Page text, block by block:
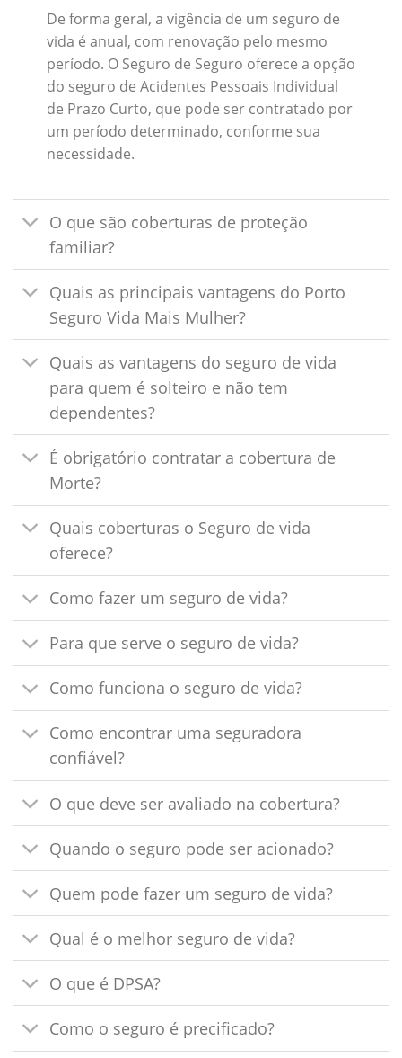
De forma geral, a vigência de um seguro de
vida é anual, com renovação pelo mesmo
período. O Seguro de Seguro oferece a opção
do seguro de Acidentes Pessoais Individual
de Prazo Curto, que pode ser contratado por
um período determinado, conforme sua
necessidade.
O que são coberturas de proteção
familiar?
Quais as principais vantagens do Porto
Seguro Vida Mais Mulher?
Quais as vantagens do seguro de vida
para quem é solteiro e não tem
dependentes?
É obrigatório contratar a cobertura de
Morte?
Quais coberturas o Seguro de vida
oferece?
Como fazer um seguro de vida?
Para que serve o seguro de vida?
Como funciona o seguro de vida?
Como encontrar uma seguradora
confiável?
O que deve ser avaliado na cobertura?
Quando o seguro pode ser acionado?
Quem pode fazer um seguro de vida?
Qual é o melhor seguro de vida?
O que é DPSA?
Como o seguro é precificado?